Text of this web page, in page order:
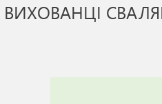
ВИХОВАНЦІ